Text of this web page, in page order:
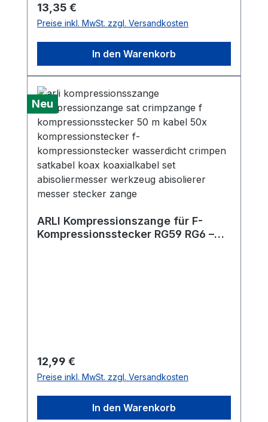
Regulärer Preis:
13,35 €
Preise inkl. MwSt. zzgl. Versandkosten
In den Warenkorb
Neu
ARLI Kompressionszange für F-
Kompressionsstecker RG59 RG6 –
Regulärer Preis:
12,99 €
Preise inkl. MwSt. zzgl. Versandkosten
In den Warenkorb